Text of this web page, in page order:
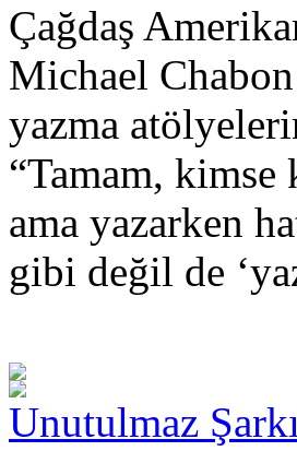
Çağdaş
Michael
yazma
“Tamam, kimse
ama yazarken
gibi değil de
Unutulmaz